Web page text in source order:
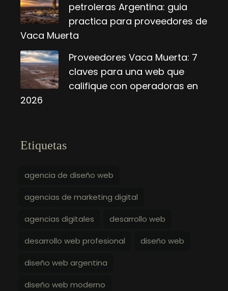
petroleras Argentina: guia
practica para proveedores de
Vaca Muerta
Proveedores Vaca Muerta: 7
claves para una web que
califique con operadoras en
2026
Etiquetas
agencia de diseño web
agencias de marketing digital
agencias digitales desarrollo web
desarrollo web profesional diseño web
diseño web argentina
diseño web moderno